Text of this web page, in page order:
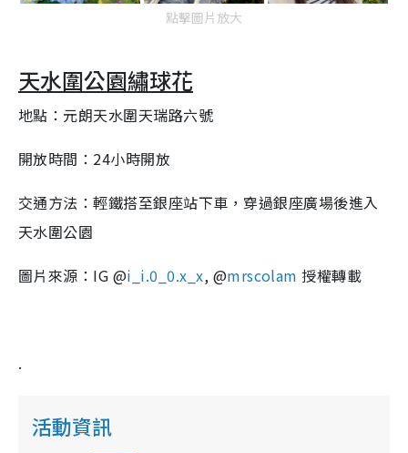
點擊圖片放大
天水圍公園繡球花
地點：元朗天水圍天瑞路六號
開放時間：24小時開放
交通方法：輕鐵搭至銀座站下車，穿過銀座廣場後進入
天水圍公園
圖片來源：IG @i_i.0_0.x_x, @mrscolam 授權轉載
.
活動資訊